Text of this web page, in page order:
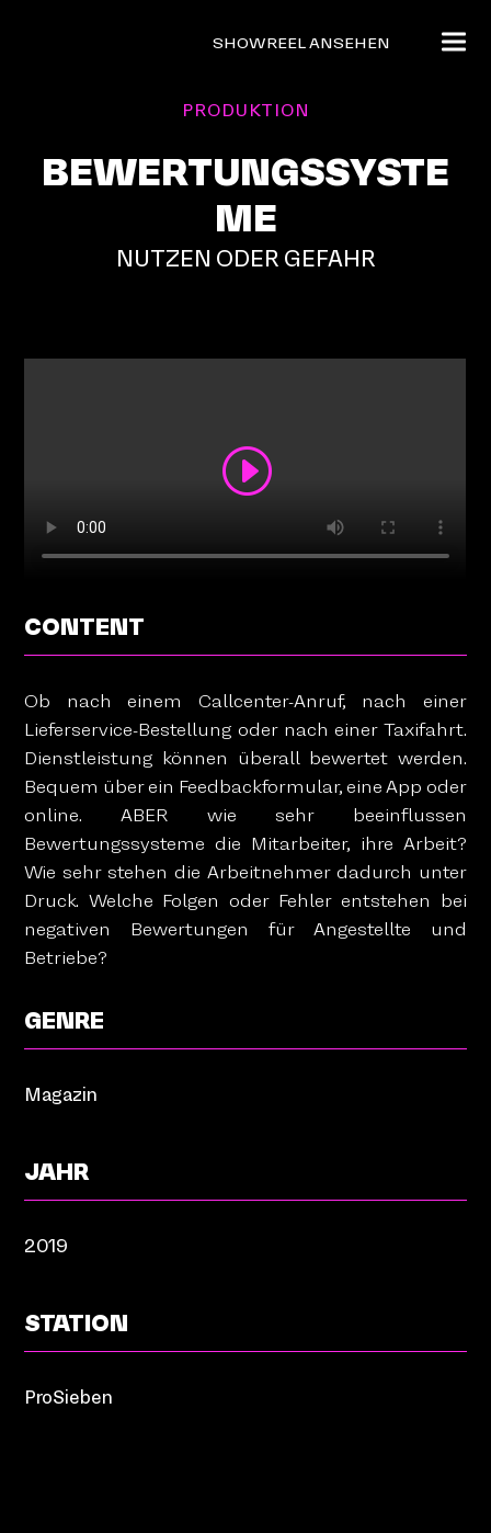
SHOWREEL ANSEHEN
PRODUKTION
BEWERTUNGSSYSTE
ME
NUTZEN ODER GEFAHR
CONTENT
Ob nach einem Callcenter-Anruf, nach einer
Lieferservice-Bestellung oder nach einer Taxifahrt.
Dienstleistung können überall bewertet werden.
Bequem über ein Feedbackformular, eine App oder
online. ABER wie sehr beeinflussen
Bewertungssysteme die Mitarbeiter, ihre Arbeit?
Wie sehr stehen die Arbeitnehmer dadurch unter
Druck. Welche Folgen oder Fehler entstehen bei
negativen Bewertungen für Angestellte und
Betriebe?
GENRE
Magazin
JAHR
2019
STATION
ProSieben